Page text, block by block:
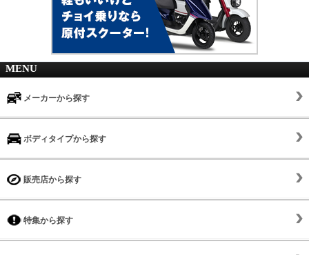
MENU
メーカーから探す
ボディタイプから探す
販売店から探す
特集から探す